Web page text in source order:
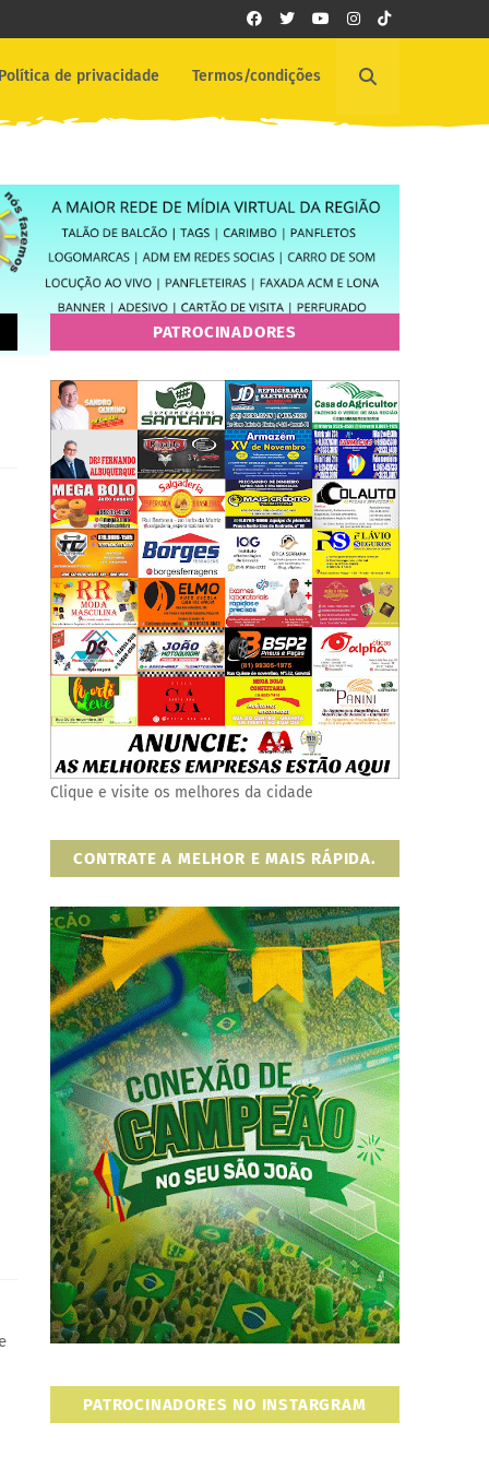
de privacidade Termos/condições
PATROCINADORES
Clique e visite os melhores da cidade
CONTRATE A MELHOR E MAIS RÁPIDA.
PATROCINADORES NO INSTARGRAM